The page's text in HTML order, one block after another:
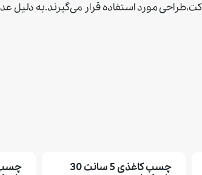
مورد استفاده قرار می‌گیرند.به
چسب کاغذی 5 سانت 30